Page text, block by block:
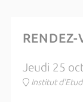
RENDEZ-
Jeudi 25
Institut